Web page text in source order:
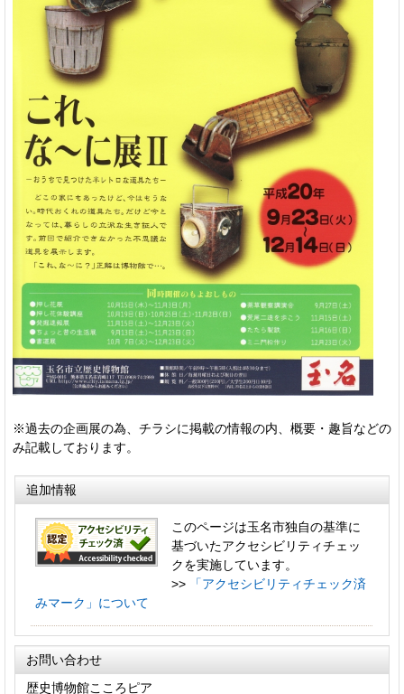
※過去の企画展の為、チラシに掲載の情報の内、概要・趣旨などの
み記載しております。
追加情報
このページは玉名市独自の基準に
基づいたアクセシビリティチェッ
クを実施しています。
>>
「アクセシビリティチェック済
みマーク」について
お問い合わせ
歴史博物館こころピア